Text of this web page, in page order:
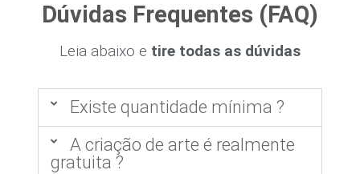
Dúvidas Frequentes (FAQ)
Leia abaixo e tire todas as dúvidas
Existe quantidade mínima ?
A criação de arte é realmente
gratuita ?